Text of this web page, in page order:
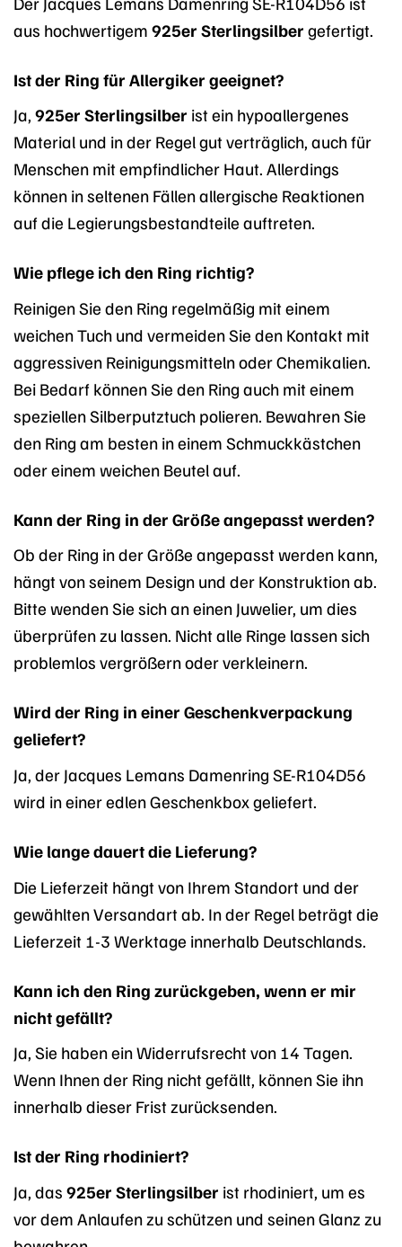
aus hochwertigem 925er Sterlingsilber gefertigt.
Ist der Ring für Allergiker geeignet?
Ja, 925er Sterlingsilber ist ein hypoallergenes
Material und in der Regel gut verträglich, auch für
Menschen mit empfindlicher Haut. Allerdings
können in seltenen Fällen allergische Reaktionen
auf die Legierungsbestandteile auftreten.
Wie pflege ich den Ring richtig?
Reinigen Sie den Ring regelmäßig mit einem
weichen Tuch und vermeiden Sie den Kontakt mit
aggressiven Reinigungsmitteln oder Chemikalien.
Bei Bedarf können Sie den Ring auch mit einem
speziellen Silberputztuch polieren. Bewahren Sie
den Ring am besten in einem Schmuckkästchen
oder einem weichen Beutel auf.
Kann der Ring in der Größe angepasst werden?
Ob der Ring in der Größe angepasst werden kann,
hängt von seinem Design und der Konstruktion ab.
Bitte wenden Sie sich an einen Juwelier, um dies
überprüfen zu lassen. Nicht alle Ringe lassen sich
problemlos vergrößern oder verkleinern.
Wird der Ring in einer Geschenkverpackung
geliefert?
Ja, der Jacques Lemans Damenring SE-R104D56
wird in einer edlen Geschenkbox geliefert.
Wie lange dauert die Lieferung?
Die Lieferzeit hängt von Ihrem Standort und der
gewählten Versandart ab. In der Regel beträgt die
Lieferzeit 1-3 Werktage innerhalb Deutschlands.
Kann ich den Ring zurückgeben, wenn er mir
nicht gefällt?
Ja, Sie haben ein Widerrufsrecht von 14 Tagen.
Wenn Ihnen der Ring nicht gefällt, können Sie ihn
innerhalb dieser Frist zurücksenden.
Ist der Ring rhodiniert?
Ja, das 925er Sterlingsilber ist rhodiniert, um es
vor dem Anlaufen zu schützen und seinen Glanz zu